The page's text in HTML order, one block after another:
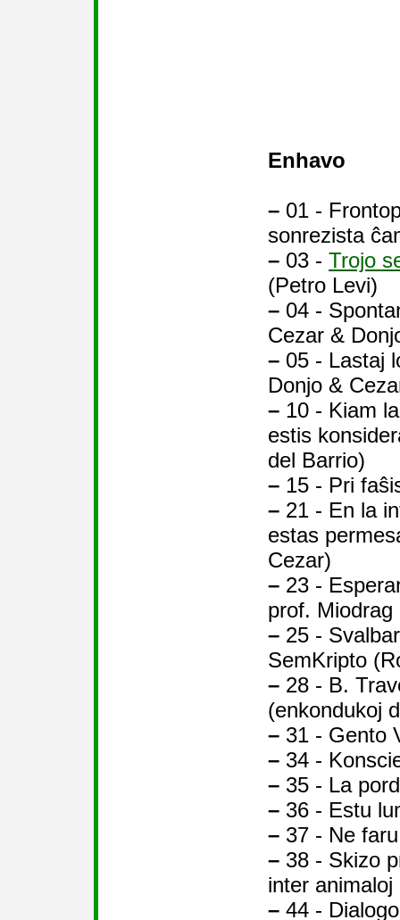
Enhavo
– 01 -
sonrezista
– 03 - Trojo
(Petro Levi)
– 04 -
Cezar &
– 05 - Lastaj
Donjo &
– 10 - Kiam
estis
del Barrio)
– 15 - Pri
– 21 - En la
estas
Cezar)
– 23 -
prof. Miodrag
– 25 -
SemKripto
– 28 - B.
(enkondukoj
– 31 - Gento
– 34 -
– 35 - La
– 36 - Estu
– 37 - Ne
– 38 - Skizo
inter
– 44 -